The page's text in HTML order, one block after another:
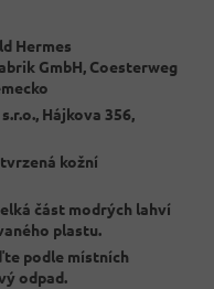
Hermes
GmbH, Coesterweg
Hájkova 356,
kožní
část modrých lahví
plastu.
podle místních
odpad.